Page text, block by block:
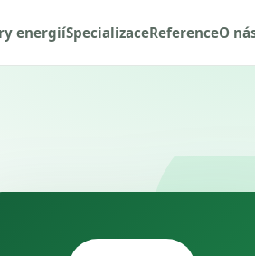
energiíSpecializaceReferenceO